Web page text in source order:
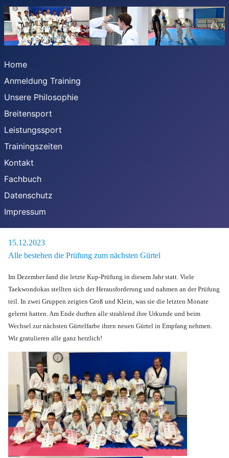
Home
Anmeldung Training
Unsere Philosophie
Breitensport
Leistungssport
Trainingszeiten
Kontakt
Fachbuch
Datenschutz
Impressum
15.12.2023
Alle bestehen die Prüfung zum nächsten Gürtel
Im Dezember fand die letzte Kup-Prüfung in diesem Jahr statt. Viele
Taekwondokas stellten sich der Herausforderung und nahmen an der Prüfung
teil. In zwei Gruppen zeigten Groß und Klein, was sie die letzten Monate
gelernt hatten. Am Ende durften alle strahlend ihre Urkunde und beim
Wechsel zur nächsten Gürtelfarbe ihren neuen Gürtel in Empfang nehmen.
Wir gratulieren alle ganz herzlich!